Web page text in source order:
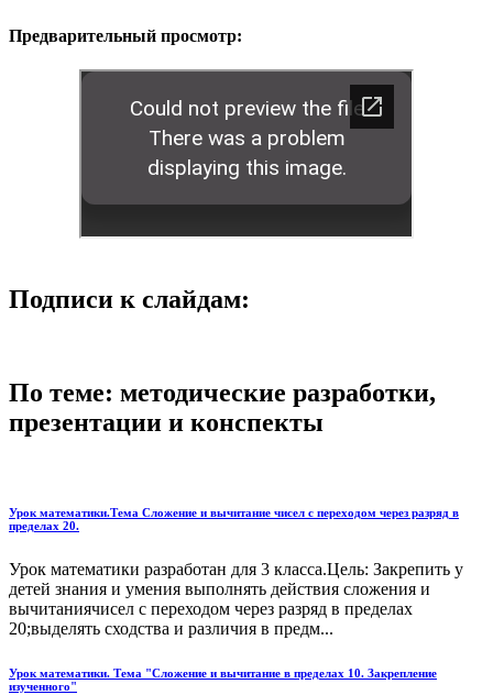
Предварительный просмотр:
Подписи к слайдам:
По теме: методические разработки,
презентации и конспекты
Урок математики.Тема Сложение и вычитание чисел с переходом через разряд в
пределах 20.
Урок математики разработан для 3 класса.Цель: Закрепить у
детей знания и умения выполнять действия сложения и
вычитаниячисел с переходом через разряд в пределах
20;выделять сходства и различия в предм...
Урок математики. Тема "Сложение и вычитание в пределах 10. Закрепление
изученного"